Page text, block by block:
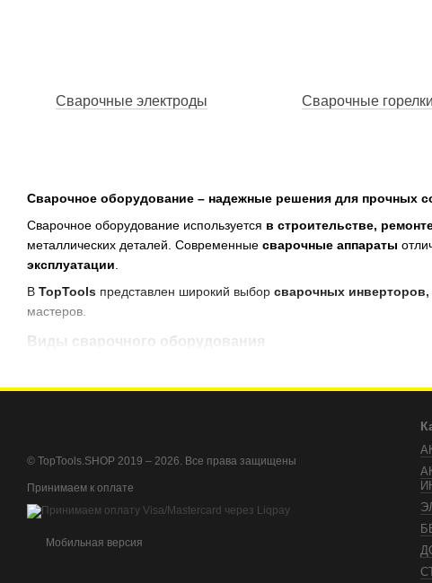
Сварочное оборудование – надежные решения для прочных
Сварочное оборудование используется в строительстве,
металлических деталей. Современные сварочные аппараты
эксплуатации
В TopTools представлен широкий выбор сварочных
мастеров.
Виды сварочного оборудования
– используются
– обеспечивают стабильный ток для
– для работы с
Плазморезы– точная и быстрая резка металлов.
Дополнительное сварочное оборудование
– защита лица и глаз от искр и
Сварочные электроды Сварочные горелки
© TopTools.SHOP 2019 – 2026. Все права защищены
Принимаем к оплате
Мобильная версия